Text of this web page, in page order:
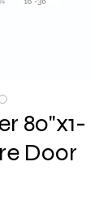
80"x1-
Door